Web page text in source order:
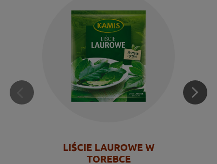
LIŚCIE LAUROWE W
TOREBCE